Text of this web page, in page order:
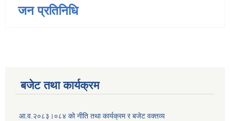
जन प्रतिनिधि
बजेट तथा कार्यक्रम
आ.व.२०८३।०८४ को नीति तथा कार्यक्रम र बजेट वक्तव्य